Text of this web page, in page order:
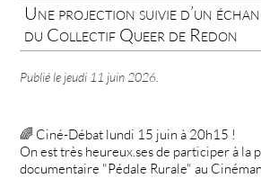
Une projection suivie d’un
du Collectif Queer de Redon
Publié le jeudi 11 juin 2026
🌈 Ciné-Débat lundi 15 juin à 20h15 !
On est très heureux.ses de participer à la
documentaire "Pédale Rurale" au